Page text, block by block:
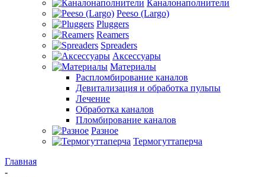
Каналонаполнители
Peeso (Largo)
Pluggers
Reamers
Spreaders
Аксессуары
Материалы
Распломбирование каналов
Девитализация и обработка пульпы
Лечение
Обработка каналов
Пломбирование каналов
Разное
Термогуттаперча
Главная
-